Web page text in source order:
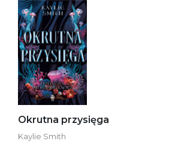
Okrutna przysięga
Kaylie Smith